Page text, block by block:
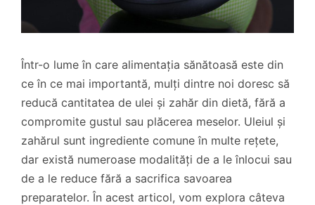
Într-o lume în care alimentația sănătoasă este din
ce în ce mai importantă, mulți dintre noi doresc să
reducă cantitatea de ulei și zahăr din dietă, fără a
compromite gustul sau plăcerea meselor. Uleiul și
zahărul sunt ingrediente comune în multe rețete,
dar există numeroase modalități de a le înlocui sau
de a le reduce fără a sacrifica savoarea
preparatelor. În acest articol, vom explora câteva